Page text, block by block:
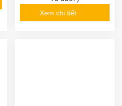
Xem chi tiết